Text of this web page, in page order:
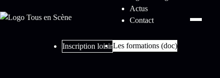
Actus
Contact
Inscription loisirLes formations (doc)